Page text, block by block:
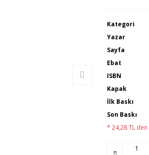
Kategori
Yazar
Sayfa
Ebat
ISBN
Kapak
İlk Baskı
Son Baskı
* 24,28 TL